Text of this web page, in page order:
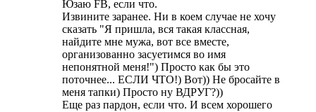
Юзаю FB, если что.
Извините заранее. Ни в коем случае не хочу
сказать "Я пришла, вся такая классная,
найдите мне мужа, вот все вместе,
организованно засуетимся во имя
непонятной меня!") Просто как бы это
поточнее... ЕСЛИ ЧТО!) Вот)) Не бросайте в
меня тапки) Просто ну ВДРУГ?))
Еще раз пардон, если что. И всем хорошего